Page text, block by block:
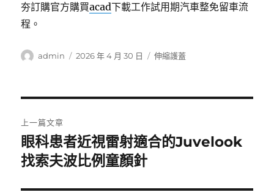
夯訂購官方購買acad下載工作試用期汽車整免留車流
程。
作
admin
發
2026 年 4 月 30 日
分
伸縮護蓋
章
導
覽
上一篇文章
上
一
文
眼科患者近視雷射適合的Juvelook
找索夫波比例童顏針